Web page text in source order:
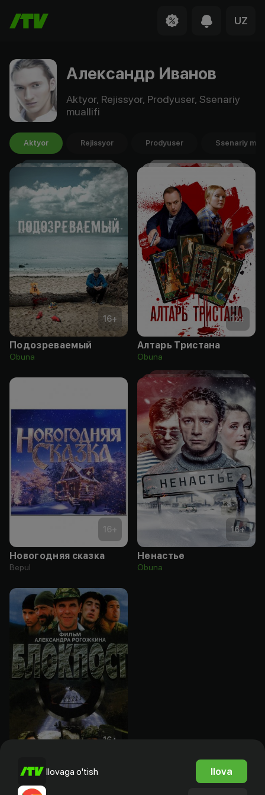
UZ
Александр Иванов
Aktyor, Rejissyor, Prodyuser, Ssenariy
muallifi
Aktyor Rejissyor Prodyuser Ssenariy
16+
Подозреваемый
Obuna
12+
Алтарь Тристана
Obuna
16+
Новогодняя сказка
Bepul
16+
Ненастье
Obuna
16+
Блокпост
Bepul
Ilovaga o'tish Ilova